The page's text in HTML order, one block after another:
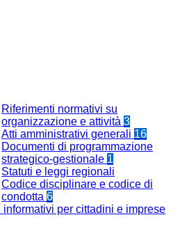
Riferimenti normativi su
organizzazione e attività 3
Atti amministrativi generali 16
Documenti di programmazione
strategico-gestionale 1
Statuti e leggi regionali
Codice disciplinare e codice di
condotta 6
informativi per cittadini e imprese